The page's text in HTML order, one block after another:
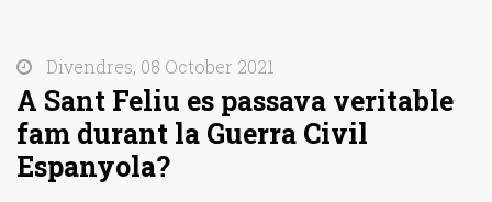
Divendres, 08 October 2021
A Sant Feliu es passava veritable
fam durant la Guerra Civil
Espanyola?